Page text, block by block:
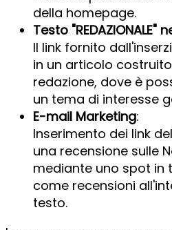
della homepage.
Testo "REDAZIONALE"
Il link fornito
in un articolo
redazione, dove è
un tema di interesse
E-mail Marketing:
Inserimento dei link
una recensione sulle
mediante uno spot in
come recensioni
testo.